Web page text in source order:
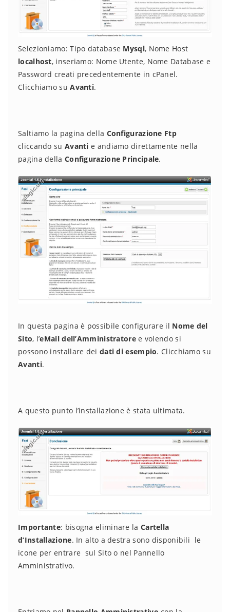
Selezioniamo: Tipo database Mysql, Nome Host
localhost, inseriamo: Nome Utente, Nome Database e
Password creati precedentemente in cPanel.
Clicchiamo suAvanti.
Saltiamo la pagina della Configurazione Ftp
cliccando su Avanti e andiamo direttamente nella
pagina della Configurazione Principale.
In questa pagina è possibile configurare il Nome del
Sito, l’eMail dell’Amministratoree volendo si
possono installare dei dati di esempio. Clicchiamo su
Avanti.
A questo punto l’installazione è stata ultimata.
Importante: bisogna eliminare la Cartella
d’Installazione. In alto a destra sono disponibili le
icone per entrare sul Sito o nel Pannello
Amministrativo.